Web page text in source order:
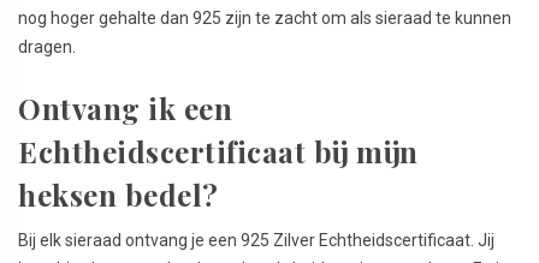
nog hoger gehalte dan 925 zijn te zacht om als sieraad te kunnen
dragen.
Ontvang ik een
Echtheidscertificaat bij mijn
heksen bedel?
Bij elk sieraad ontvang je een 925 Zilver Echtheidscertificaat. Jij